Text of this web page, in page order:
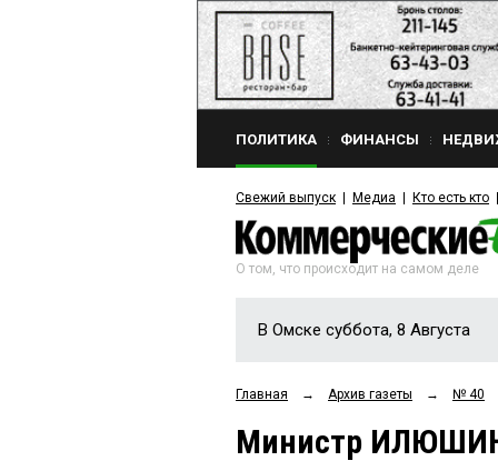
ПОЛИТИКА ФИНАНСЫ
Свежий выпуск Медиа Кто есть кто
О том, что происходит на самом деле
В Омске суббота, 8 Августа
Главная → Архив газеты → № 40
Министр ИЛЮШИН